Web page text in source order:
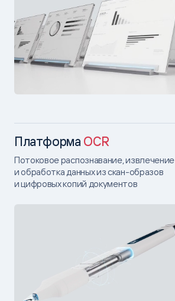
Платформа OCR
Потоковое распознавание, извлечение
и обработка данных из скан-образов
и цифровых копий документов